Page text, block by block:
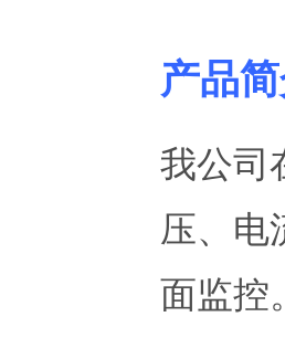
产品
我公司
压、电
面监控